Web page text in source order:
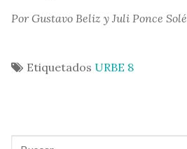
Por Gustavo Beliz y Juli Ponce Solé
Etiquetados URBE 8